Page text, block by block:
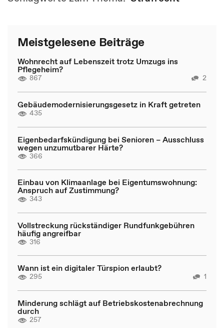
Meistgelesene Beiträge
Wohnrecht auf Lebenszeit trotz Umzugs ins
Pflegeheim?
867 2
Gebäudemodernisierungsgesetz in Kraft getreten
435
Eigenbedarfskündigung bei Senioren – Ausschluss
wegen unzumutbarer Härte?
366
Einbau von Klimaanlage bei Eigentumswohnung:
Anspruch auf Zustimmung?
343
Vollstreckung rückständiger Rundfunkgebühren
häufig angreifbar
316
Wann ist ein digitaler Türspion erlaubt?
295 1
Minderung schlägt auf Betriebskostenabrechnung
durch
257